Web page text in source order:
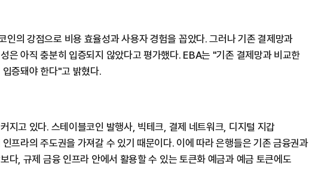
인의 강점으로 비용 효율성과 사용자 경험을 꼽았다. 그러나 기존 결제망과
은 아직 충분히 입증되지 않았다고 평가했다. EBA는 "기존 결제망과 비교한
증돼야 한다"고 밝혔다.
지고 있다. 스테이블코인 발행사, 빅테크, 결제 네트워크, 디지털 지갑
프라의 주도권을 가져갈 수 있기 때문이다. 이에 따라 은행들은 기존 금융권과
다, 규제 금융 인프라 안에서 활용할 수 있는 토큰화 예금과 예금 토큰에도